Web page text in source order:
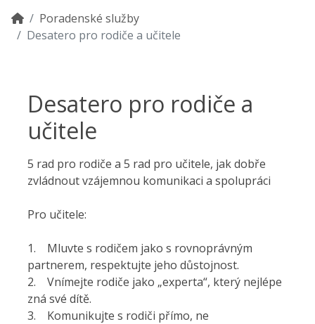
Poradenské služby
Desatero pro rodiče a učitele
Desatero pro rodiče a
učitele
5 rad pro rodiče a 5 rad pro učitele, jak dobře
zvládnout vzájemnou komunikaci a spolupráci
Pro učitele:
1. Mluvte s rodičem jako s rovnoprávným
partnerem, respektujte jeho důstojnost.
2. Vnímejte rodiče jako „experta“, který nejlépe
zná své dítě.
3. Komunikujte s rodiči přímo, ne